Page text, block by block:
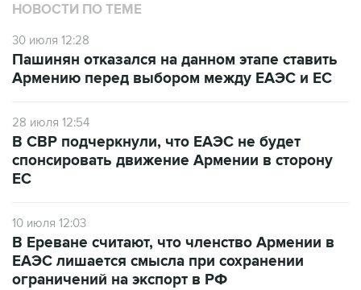
НОВОСТИ ПО ТЕМЕ
30 июля 12:28
Пашинян отказался на данном этапе ставить
Армению перед выбором между ЕАЭС и ЕС
28 июля 12:54
В СВР подчеркнули, что ЕАЭС не будет
спонсировать движение Армении в сторону
ЕС
10 июля 12:03
В Ереване считают, что членство Армении в
ЕАЭС лишается смысла при сохранении
ограничений на экспорт в РФ